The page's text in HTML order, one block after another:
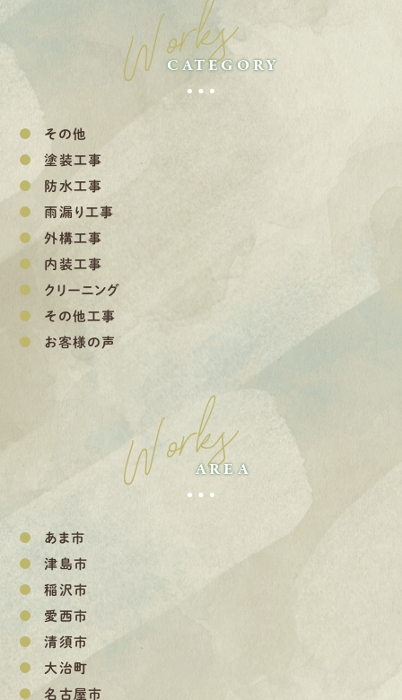
Works
CATEGORY
その他
塗装工事
防水工事
雨漏り工事
外構工事
内装工事
クリーニング
その他工事
お客様の声
Works
AREA
あま市
津島市
稲沢市
愛西市
清須市
大治町
名古屋市